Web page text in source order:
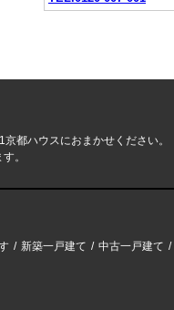
都ハウスにおまかせください。
。
新築一戸建て 中古一戸建て